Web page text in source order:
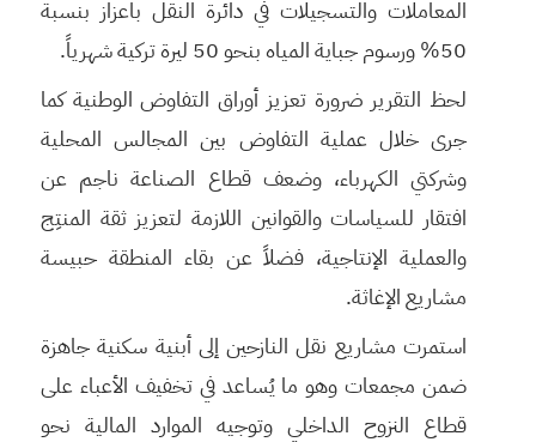
المعاملات والتسجيلات في دائرة النقل باعزاز بنسبة
50% ورسوم جباية المياه بنحو 50 ليرة تركية شهرياً.
لحظ التقرير ضرورة تعزيز أوراق التفاوض الوطنية كما
جرى خلال عملية التفاوض بين المجالس المحلية
وشركتي الكهرباء، وضعف قطاع الصناعة ناجم عن
افتقار للسياسات والقوانين اللازمة لتعزيز ثقة المنتِج
والعملية الإنتاجية، فضلاً عن بقاء المنطقة حبيسة
مشاريع الإغاثة.
استمرت مشاريع نقل النازحين إلى أبنية سكنية جاهزة
ضمن مجمعات وهو ما يُساعد في تخفيف الأعباء على
قطاع النزوح الداخلي وتوجيه الموارد المالية نحو